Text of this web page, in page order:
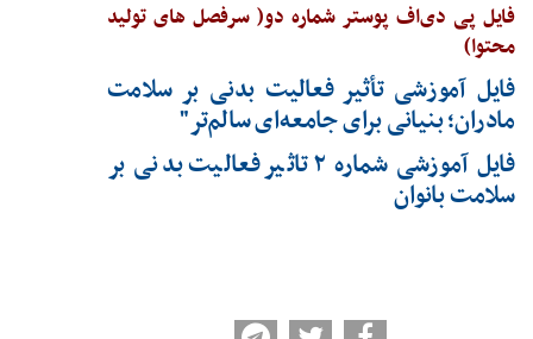
فایل پی دی‌اف پوستر شماره دو( سرفصل های تولید
محتوا)
فایل آموزشی تأثیر فعالیت بدنی بر سلامت
مادران؛ بنیانی برای جامعه‌ای سالم‌تر"
فایل آموزشی شماره ۲ تاثیر فعالیت بدنی بر
سلامت بانوان